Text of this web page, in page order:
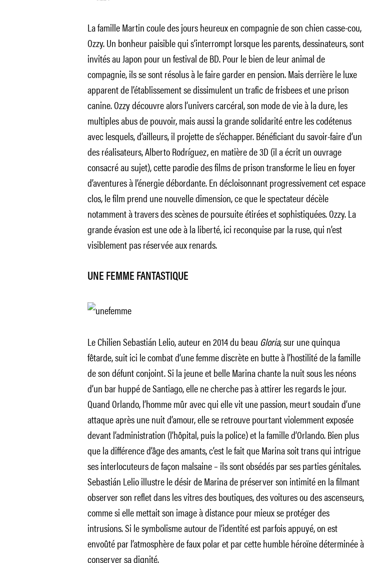
La famille Martin coule des jours heureux en compagnie de son chien casse-cou,
Ozzy. Un bonheur paisible qui s’interrompt lorsque les parents, dessinateurs, sont
invités au Japon pour un festival de BD. Pour le bien de leur animal de
compagnie, ils se sont résolus à le faire garder en pension. Mais derrière le luxe
apparent de l’établissement se dissimulent un trafic de frisbees et une prison
canine. Ozzy découvre alors l’univers carcéral, son mode de vie à la dure, les
multiples abus de pouvoir, mais aussi la grande solidarité entre les codétenus
avec lesquels, d’ailleurs, il projette de s’échapper. Bénéficiant du savoir-faire d’un
des réalisateurs, Alberto Rodríguez, en matière de 3D (il a écrit un ouvrage
consacré au sujet), cette parodie des films de prison transforme le lieu en foyer
d’aventures à l’énergie débordante. En décloisonnant progressivement cet espace
clos, le film prend une nouvelle dimension, ce que le spectateur décèle
notamment à travers des scènes de poursuite étirées et sophistiquées. Ozzy. La
grande évasion est une ode à la liberté, ici reconquise par la ruse, qui n’est
visiblement pas réservée aux renards.
UNE FEMME FANTASTIQUE
Le Chilien Sebastián Lelio, auteur en 2014 du beau Gloria, sur une quinqua
fêtarde, suit ici le combat d’une femme discrète en butte à l’hostilité de la famille
de son défunt conjoint. Si la jeune et belle Marina chante la nuit sous les néons
d’un bar huppé de Santiago, elle ne cherche pas à attirer les regards le jour.
Quand Orlando, l’homme mûr avec qui elle vit une passion, meurt soudain d’une
attaque après une nuit d’amour, elle se retrouve pourtant violemment exposée
devant l’administration (l’hôpital, puis la police) et la famille d’Orlando. Bien plus
que la différence d’âge des amants, c’est le fait que Marina soit trans qui intrigue
ses interlocuteurs de façon malsaine – ils sont obsédés par ses parties génitales.
Sebastián Lelio illustre le désir de Marina de préserver son intimité en la filmant
observer son reflet dans les vitres des boutiques, des voitures ou des ascenseurs,
comme si elle mettait son image à distance pour mieux se protéger des
intrusions. Si le symbolisme autour de l’identité est parfois appuyé, on est
envoûté par l’atmosphère de faux polar et par cette humble héroïne déterminée à
conserver sa dignité.